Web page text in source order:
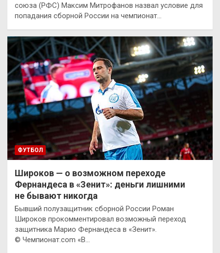
союза (РФС) Максим Митрофанов назвал условие для
попадания сборной России на чемпионат…
ФУТБОЛ
Широков — о возможном переходе
Фернандеса в «Зенит»: деньги лишними
не бывают никогда
Бывший полузащитник сборной России Роман
Широков прокомментировал возможный переход
защитника Марио Фернандеса в «Зенит».
© Чемпионат.com «В…